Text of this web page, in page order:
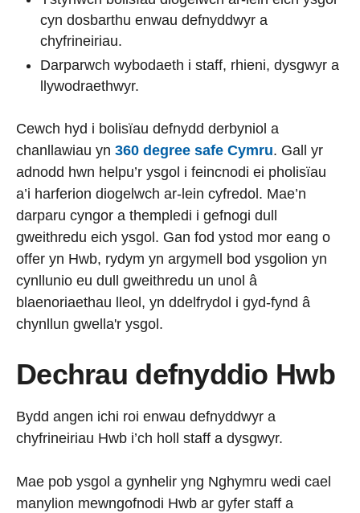
cyn dosbarthu enwau defnyddwyr a
chyfrineiriau.
Darparwch wybodaeth i staff, rhieni, dysgwyr a
llywodraethwyr.
Cewch hyd i bolisïau defnydd derbyniol a
chanllawiau yn 360 degree safe Cymru. Gall yr
adnodd hwn helpu’r ysgol i feincnodi ei pholisïau
a’i harferion diogelwch ar-lein cyfredol. Mae’n
darparu cyngor a thempledi i gefnogi dull
gweithredu eich ysgol. Gan fod ystod mor eang o
offer yn Hwb, rydym yn argymell bod ysgolion yn
cynllunio eu dull gweithredu un unol â
blaenoriaethau lleol, yn ddelfrydol i gyd-fynd â
chynllun gwella'r ysgol.
Dechrau defnyddio Hwb
Bydd angen ichi roi enwau defnyddwyr a
chyfrineiriau Hwb i’ch holl staff a dysgwyr.
Mae pob ysgol a gynhelir yng Nghymru wedi cael
manylion mewngofnodi Hwb ar gyfer staff a